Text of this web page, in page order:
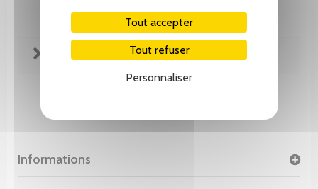
Tout accepter
Tout refuser
Personnaliser
FICHE TECHNIQUE
Informations